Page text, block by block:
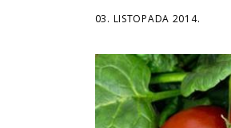
03. LISTOPADA 2014.